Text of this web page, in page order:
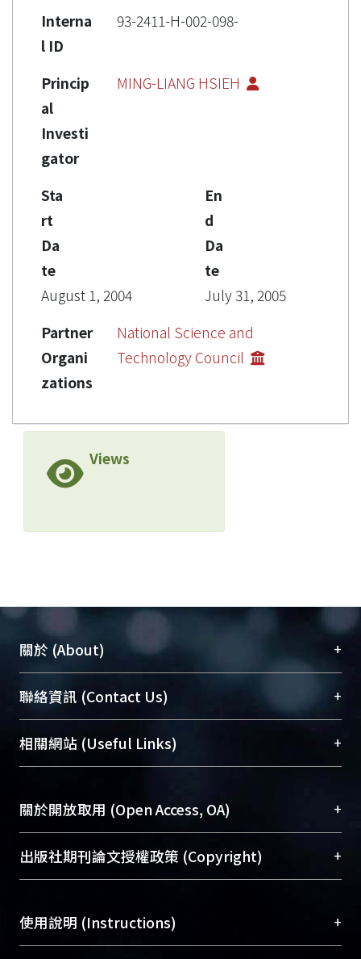
Interna
l ID
93-2411-H-002-098-
Princip
al
Investi
gator
MING-LIANG HSIEH
Sta
rt
Da
te
August 1, 2004
En
d
Da
te
July 31, 2005
Partner
Organi
zations
National Science and
Technology Council
Views
關於 (About) +
臺大位居世界頂尖大學之列，為永久珍藏及向國際
展現本校豐碩的研究成果及學術能量，圖書館整合
機構典藏（NTUR）與學術庫（AH）不同功能平
台，成為臺大學術典藏NTU scholars。期能整合研
成果。
To permanently archive and promote researcher
profiles and scholarly works, Library integrates the
services of “NTU Repository” with “Academic
聯絡資訊 (Contact Us) +
總館學科館員(Main Library)
醫學圖書館學科館員(Medical Library)
Sciences Library)
相關網站 (Useful Links) +
關於開放取用 (Open Access, OA) +
開放取用是從使用者角度提升資訊取用性的社會運
動，應用在學術研究上是透過將研究著作公開供使
用逐年攀升。同時可加速研究發展、提升研究影響
出版社期刊論文授權政策 (Copyright) +
含部分內容的版權非匯入者所有，或由第三方贊
助與合作完成，請確認該版權所有者及第三方同
使用說明 (Instructions) +